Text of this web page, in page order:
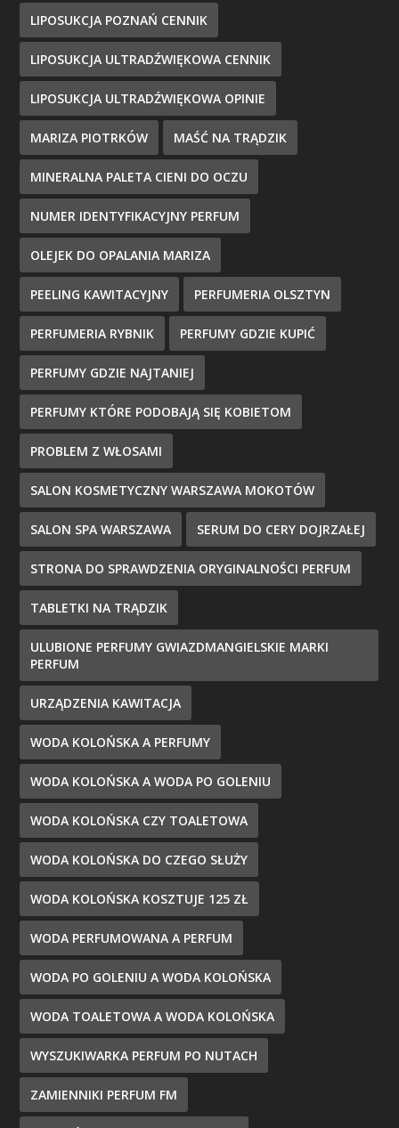
LIPOSUKCJA POZNAŃ CENNIK
LIPOSUKCJA ULTRADŹWIĘKOWA CENNIK
LIPOSUKCJA ULTRADŹWIĘKOWA OPINIE
MARIZA PIOTRKÓW MAŚĆ NA TRĄDZIK
MINERALNA PALETA CIENI DO OCZU
NUMER IDENTYFIKACYJNY PERFUM
OLEJEK DO OPALANIA MARIZA
PEELING KAWITACYJNY PERFUMERIA OLSZTYN
PERFUMERIA RYBNIK PERFUMY GDZIE KUPIĆ
PERFUMY GDZIE NAJTANIEJ
PERFUMY KTÓRE PODOBAJĄ SIĘ KOBIETOM
PROBLEM Z WŁOSAMI
SALON KOSMETYCZNY WARSZAWA MOKOTÓW
SALON SPA WARSZAWA SERUM DO CERY DOJRZAŁEJ
STRONA DO SPRAWDZENIA ORYGINALNOŚCI PERFUM
TABLETKI NA TRĄDZIK
ULUBIONE PERFUMY GWIAZDMANGIELSKIE MARKI
PERFUM
URZĄDZENIA KAWITACJA
WODA KOLOŃSKA A PERFUMY
WODA KOLOŃSKA A WODA PO GOLENIU
WODA KOLOŃSKA CZY TOALETOWA
WODA KOLOŃSKA DO CZEGO SŁUŻY
WODA KOLOŃSKA KOSZTUJE 125 ZŁ
WODA PERFUMOWANA A PERFUM
WODA PO GOLENIU A WODA KOLOŃSKA
WODA TOALETOWA A WODA KOLOŃSKA
WYSZUKIWARKA PERFUM PO NUTACH
ZAMIENNIKI PERFUM FM